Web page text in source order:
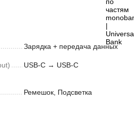
Зарядка + передача данных
USB-C → USB-C
Ремешок, Подсветка